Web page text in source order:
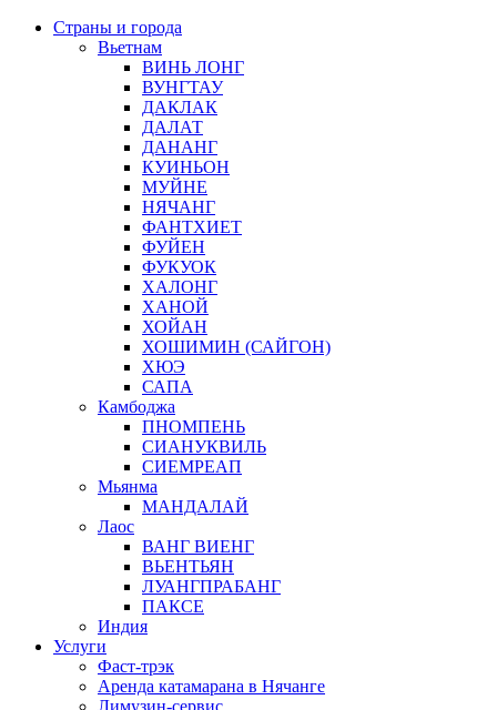
Страны и города
Вьетнам
ВИНЬ ЛОНГ
ВУНГТАУ
ДАКЛАК
ДАЛАТ
ДАНАНГ
КУИНЬОН
МУЙНЕ
НЯЧАНГ
ФАНТХИЕТ
ФУЙЕН
ФУКУОК
ХАЛОНГ
ХАНОЙ
ХОЙАН
ХОШИМИН (САЙГОН)
ХЮЭ
САПА
Камбоджа
ПНОМПЕНЬ
СИАНУКВИЛЬ
СИЕМРЕАП
Мьянма
МАНДАЛАЙ
Лаос
ВАНГ ВИЕНГ
ВЬЕНТЬЯН
ЛУАНГПРАБАНГ
ПАКСЕ
Индия
Услуги
Фаст-трэк
Аренда катамарана в Нячанге
Лимузин-сервис